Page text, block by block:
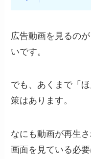
広告動画を見るの
いです。
でも、あくまで「
策はあります。
なにも動画が再生
画面を見ている必